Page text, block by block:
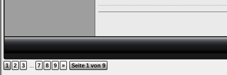
1 2 3 ... 7 8 9 » Seite 1 von 9